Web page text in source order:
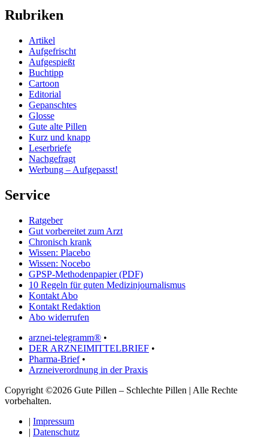
Rubriken
Artikel
Aufgefrischt
Aufgespießt
Buchtipp
Cartoon
Editorial
Gepanschtes
Glosse
Gute alte Pillen
Kurz und knapp
Leserbriefe
Nachgefragt
Werbung – Aufgepasst!
Service
Ratgeber
Gut vorbereitet zum Arzt
Chronisch krank
Wissen: Placebo
Wissen: Nocebo
GPSP-Methodenpapier (PDF)
10 Regeln für guten Medizinjournalismus
Kontakt Abo
Kontakt Redaktion
Abo widerrufen
arznei-telegramm® •
DER ARZNEIMITTELBRIEF •
Pharma-Brief•
Arzneiverordnung in der Praxis
Copyright ©2026 Gute Pillen – Schlechte Pillen | Alle Rechte
vorbehalten.
| Impressum
| Datenschutz